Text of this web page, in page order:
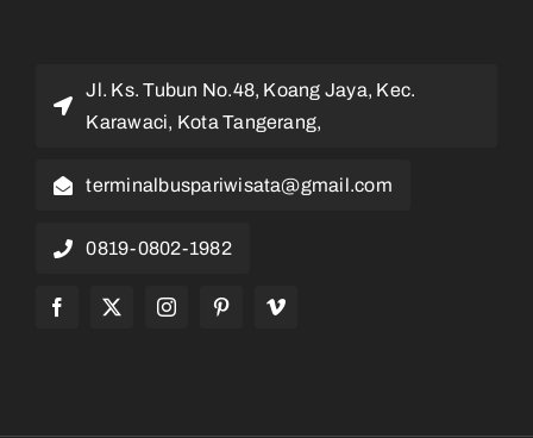
Jl. Ks. Tubun No.48, Koang Jaya, Kec.
Karawaci, Kota Tangerang,
terminalbuspariwisata@gmail.com
0819-0802-1982